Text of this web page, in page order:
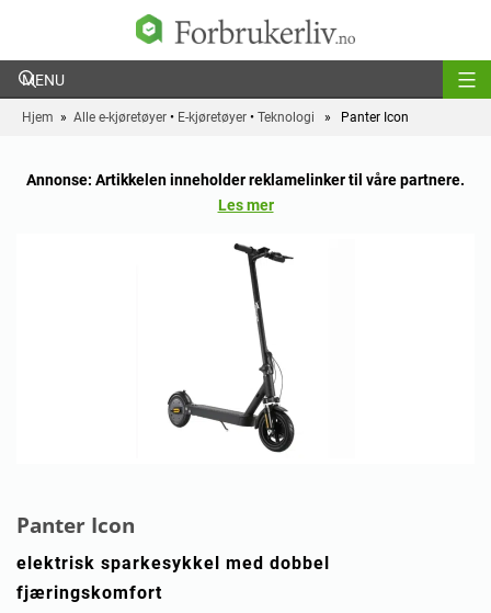
Hjem » Alle e-kjøretøyer • E-kjøretøyer • Teknologi » Panter Icon
Annonse: Artikkelen inneholder reklamelinker til våre partnere.
Les mer
Panter Icon
elektrisk sparkesykkel med dobbel
fjæringskomfort